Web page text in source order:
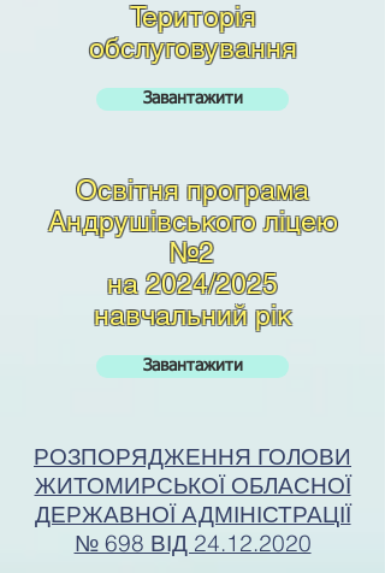
Територія
обслуговування
Завантажити
Освітня програма
Андрушівського ліцею
№2
на 2024/2025
навчальний рік
Завантажити
РОЗПОРЯДЖЕННЯ ГОЛОВИ
ЖИТОМИРСЬКОЇ ОБЛАСНОЇ
ДЕРЖАВНОЇ АДМІНІСТРАЦІЇ
№ 698 ВІД 24.12.2020